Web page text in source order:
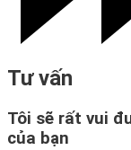
Tư vấn
Tôi sẽ rất vui
của bạn